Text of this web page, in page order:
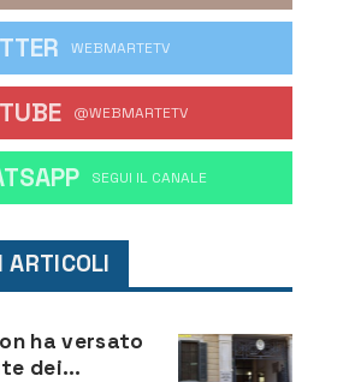
WEBMARTETV
@WEBMARTETV
‎SEGUI IL CANALE
ARTICOLI
ha versato
dei